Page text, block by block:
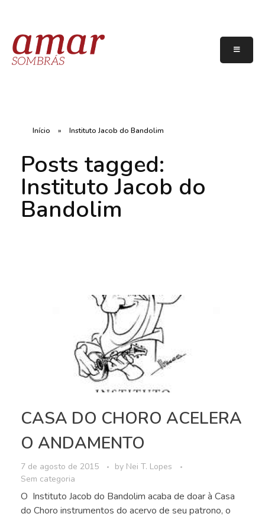
Início » Instituto Jacob do Bandolim
Posts tagged:
Instituto Jacob do
Bandolim
CASA DO CHORO ACELERA
O ANDAMENTO
7 de agosto de 2015 by Nei T. Lopes
Sem categoria
O Instituto Jacob do Bandolim acaba de doar à Casa
do Choro instrumentos do acervo de seu patrono, o